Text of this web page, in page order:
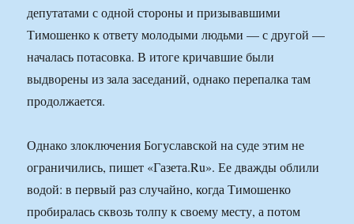
депутатами с одной стороны и призывавшими
Тимошенко к ответу молодыми людьми — с другой —
началась потасовка. В итоге кричавшие были
выдворены из зала заседаний, однако перепалка там
продолжается.
Однако злоключения Богуславской на суде этим не
ограничились, пишет «Газета.Ru». Ее дважды облили
водой: в первый раз случайно, когда Тимошенко
пробиралась сквозь толпу к своему месту, а потом